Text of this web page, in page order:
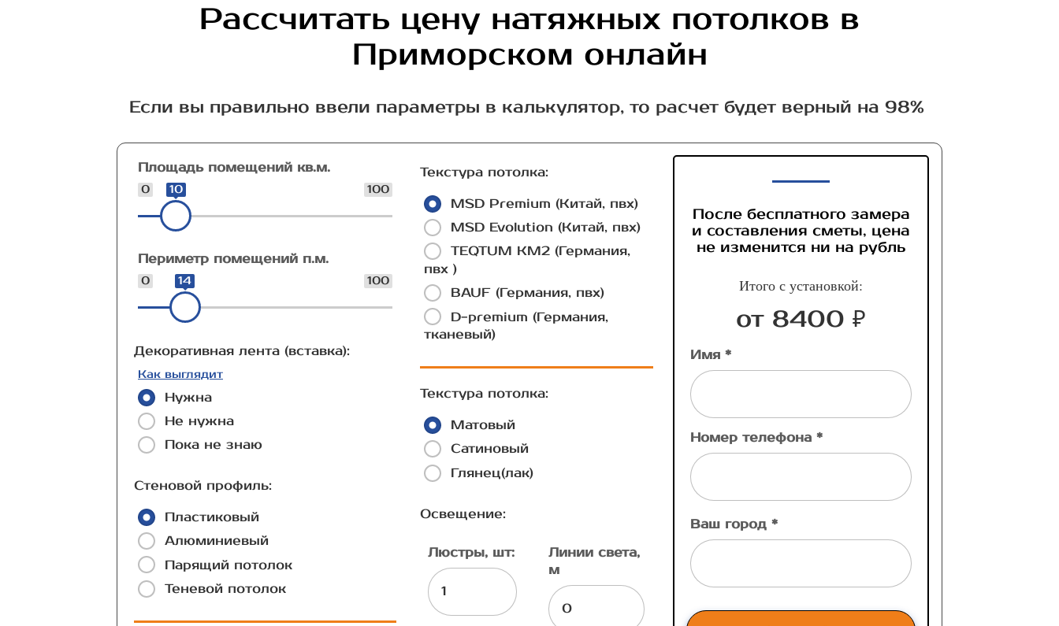
Рассчитать цену натяжных потолков в
Приморском онлайн
Если вы правильно ввели параметры в калькулятор, то расчет будет верный на 98%
Площадь помещений кв.м.
0 100
10
Периметр помещений п.м.
0 100
14
Декоративная лента (вставка):
Как выглядит
Нужна
Не нужна
Пока не знаю
Стеновой профиль:
Пластиковый
Алюминиевый
Парящий потолок
Теневой потолок
Текстура потолка:
MSD Premium (Китай, пвх)
MSD Evolution (Китай, пвх)
TEQTUM КМ2 (Германия,
пвх )
BAUF (Германия, пвх)
D-premium (Германия,
тканевый)
Текстура потолка:
Матовый
Сатиновый
Глянец(лак)
Освещение:
Люстры, шт:
Линии света,
м
После бесплатного замера
и составления сметы, цена
не изменится ни на рубль
Итого с установкой:
от 8400 ₽
Имя *
Номер телефона *
Ваш город *